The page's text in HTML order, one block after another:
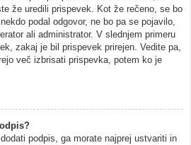
že uredili prispevek. Kot že rečeno, se bo
podal odgovor, ne bo pa se pojavilo,
ali administrator. V slednjem primeru
zakaj je bil prispevek prirejen. Vedite pa,
več izbrisati prispevka, potem ko je
podpis, ga morate najprej ustvariti in